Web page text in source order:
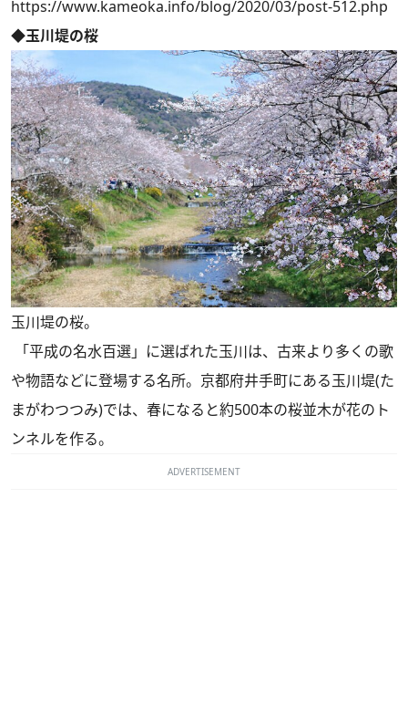
https://www.kameoka.info/blog/2020/03/post-512.php
◆玉川堤の桜
玉川堤の桜。
「平成の名水百選」に選ばれた玉川は、古来より多くの歌
や物語などに登場する名所。京都府井手町にある玉川堤(た
まがわつつみ)では、春になると約500本の桜並木が花のト
ンネルを作る。
ADVERTISEMENT